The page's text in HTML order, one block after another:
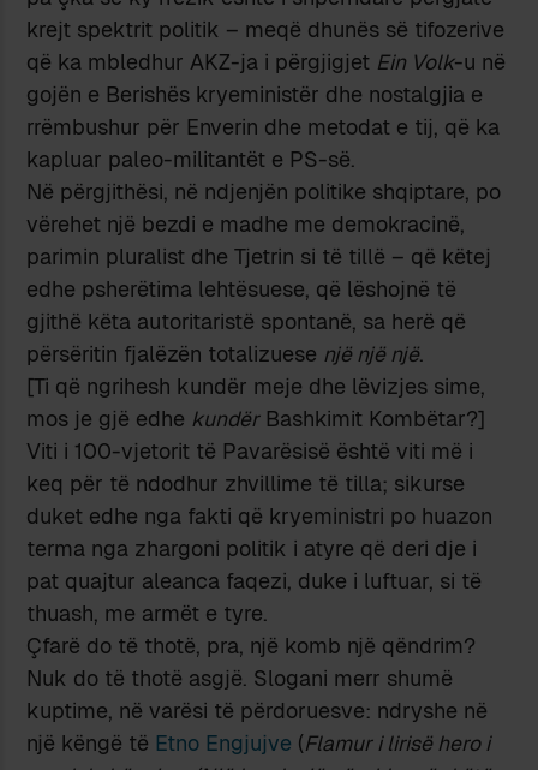
krejt spektrit politik – meqë dhunës së tifozerive
që ka mbledhur AKZ-ja i përgjigjet Ein Volk-u në
gojën e Berishës kryeministër dhe nostalgjia e
rrëmbushur për Enverin dhe metodat e tij, që ka
kapluar paleo-militantët e PS-së.
Në përgjithësi, në ndjenjën politike shqiptare, po
vërehet një bezdi e madhe me demokracinë,
parimin pluralist dhe Tjetrin si të tillë – që këtej
edhe psherëtima lehtësuese, që lëshojnë të
gjithë këta autoritaristë spontanë, sa herë që
përsëritin fjalëzën totalizuese një një një.
[Ti që ngrihesh kundër meje dhe lëvizjes sime,
mos je gjë edhe kundërBashkimit Kombëtar?]
Viti i 100-vjetorit të Pavarësisë është viti më i
keq për të ndodhur zhvillime të tilla; sikurse
duket edhe nga fakti që kryeministri po huazon
terma nga zhargoni politik i atyre që deri dje i
pat quajtur aleanca faqezi, duke i luftuar, si të
thuash, me armët e tyre.
Çfarë do të thotë, pra, një komb një qëndrim?
Nuk do të thotë asgjë. Slogani merr shumë
kuptime, në varësi të përdoruesve: ndryshe në
një këngë të Etno Engjujve (Flamur i lirisë hero i